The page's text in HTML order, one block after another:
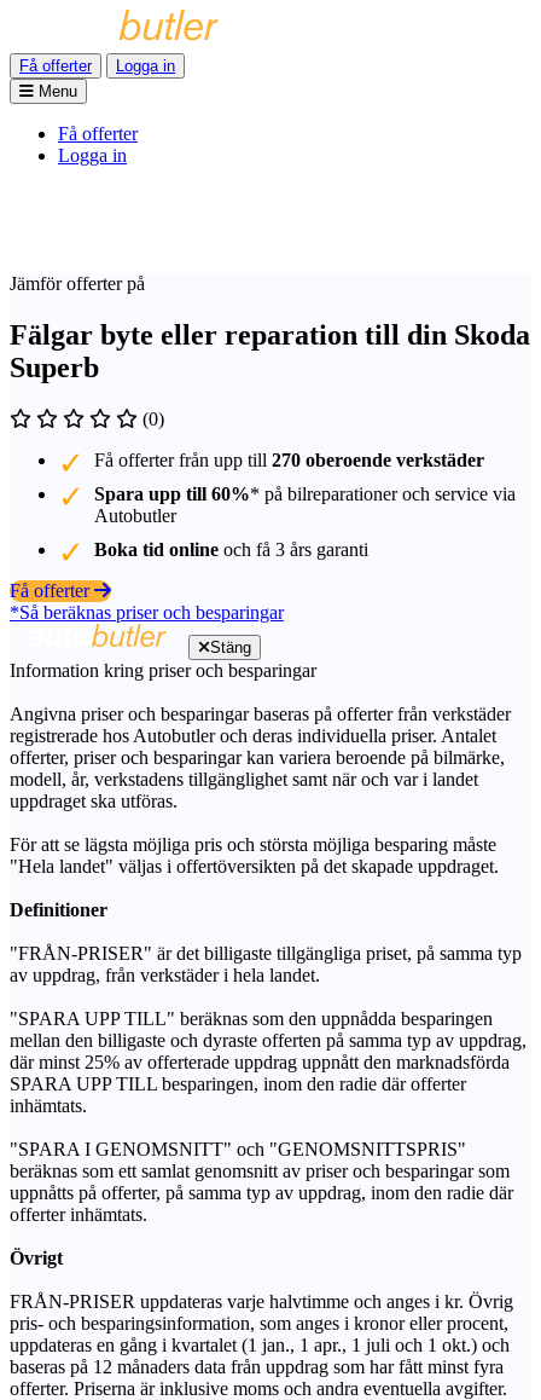
Få offerter
Logga in
Menu
Få offerter
Logga in
Jämför offerter på
Fälgar byte eller reparation till din Skoda
Superb
(0)
Få offerter från upp till 270 oberoende verkstäder
Spara upp till 60%* på bilreparationer och service via
Autobutler
Boka tid online och få 3 års garanti
Få offerter
*Så beräknas priser och besparingar
Stäng
Information kring priser och besparingar
Angivna priser och besparingar baseras på offerter från verkstäder
registrerade hos Autobutler och deras individuella priser. Antalet
offerter, priser och besparingar kan variera beroende på bilmärke,
modell, år, verkstadens tillgänglighet samt när och var i landet
uppdraget ska utföras.
För att se lägsta möjliga pris och största möjliga besparing måste
"Hela landet" väljas i offertöversikten på det skapade uppdraget.
Definitioner
"FRÅN-PRISER" är det billigaste tillgängliga priset, på samma typ
av uppdrag, från verkstäder i hela landet.
"SPARA UPP TILL" beräknas som den uppnådda besparingen
mellan den billigaste och dyraste offerten på samma typ av uppdrag,
där minst 25% av offerterade uppdrag uppnått den marknadsförda
SPARA UPP TILL besparingen, inom den radie där offerter
inhämtats.
"SPARA I GENOMSNITT" och "GENOMSNITTSPRIS"
beräknas som ett samlat genomsnitt av priser och besparingar som
uppnåtts på offerter, på samma typ av uppdrag, inom den radie där
offerter inhämtats.
Övrigt
FRÅN-PRISER uppdateras varje halvtimme och anges i kr. Övrig
pris- och besparingsinformation, som anges i kronor eller procent,
uppdateras en gång i kvartalet (1 jan., 1 apr., 1 juli och 1 okt.) och
baseras på 12 månaders data från uppdrag som har fått minst fyra
offerter. Priserna är inklusive moms och andra eventuella avgifter.